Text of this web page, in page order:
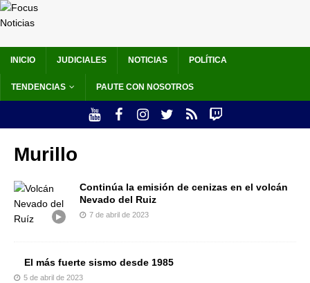
INICIO JUDICIALES NOTICIAS POLÍTICA
TENDENCIAS PAUTE CON NOSOTROS
Murillo
Continúa la emisión de cenizas en el volcán
Nevado del Ruiz
7 de abril de 2023
El más fuerte sismo desde 1985
5 de abril de 2023